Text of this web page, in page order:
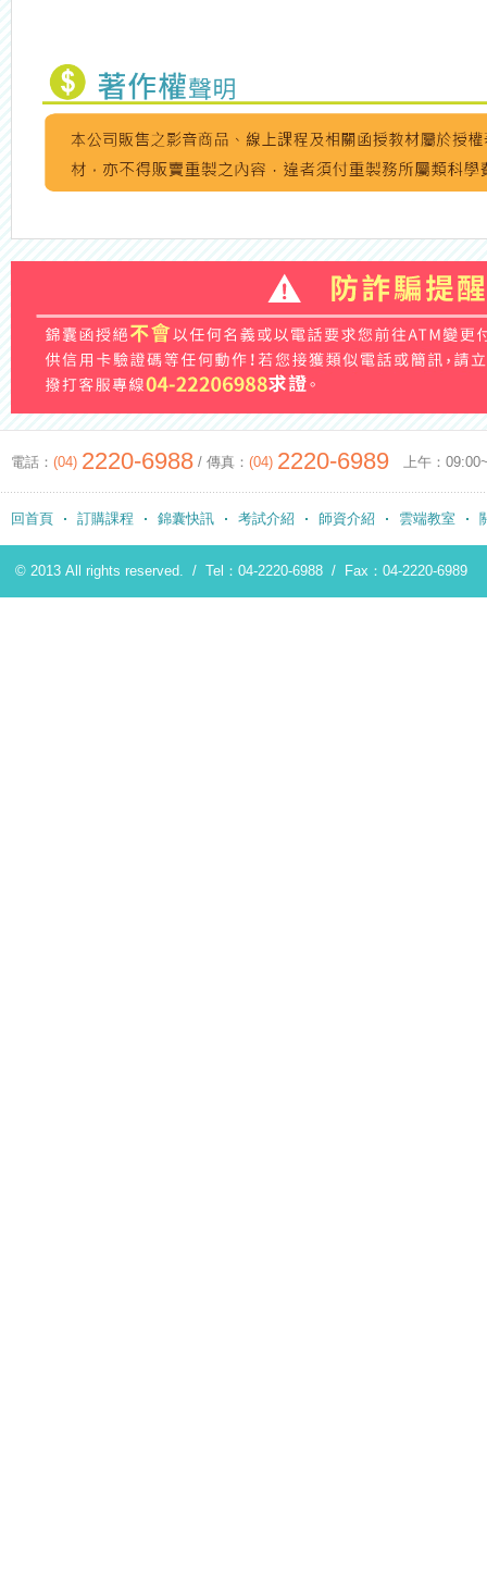
電話： (04) 2220-6988 / 傳真： (04) 2220-6989 上午：
回首頁 訂購課程 錦囊快訊 考試介紹 師資介紹 雲端教室
© 2013 All rights reserved. / Tel：04-2220-6988 / Fax：04-2220-6989